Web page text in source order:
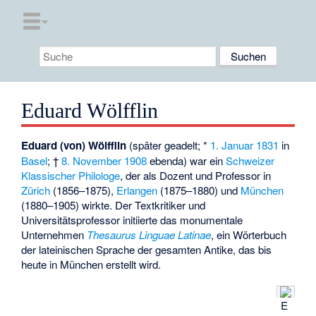
Eduard Wölfflin
Eduard (von) Wölfflin (später geadelt; * 1. Januar 1831 in
Basel; †8. November 1908ebenda) war einSchweizer
Klassischer Philologe, der als Dozent und Professor in
Zürich (1856–1875), Erlangen (1875–1880) und München
(1880–1905) wirkte. Der Textkritiker und
Universitätsprofessor initiierte das monumentale
Unternehmen Thesaurus Linguae Latinae, ein Wörterbuch
der lateinischen Sprache der gesamten Antike, das bis
heute in München erstellt wird.
E